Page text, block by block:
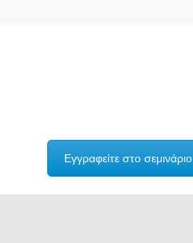
Εγγραφείτε στο σεμινάριο